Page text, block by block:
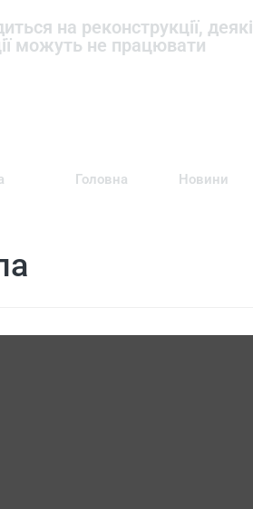
на реконструкції, деякі
можуть не працювати
Головна Новини